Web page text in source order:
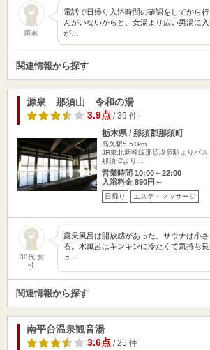
匿名
電話で日帰り入浴時間の確認をしてから
んがいないからと、女湯より広い男湯に
が…
関連情報から探す
源泉 那須山 令和の湯
3.9点/ 39 件
栃木県 / 那須郡那須町
高久駅5.51km
JR東北新幹線那須塩原駅よりバ
那須ICより…
営業時間 10:00～22:00
入浴料金 890円～
日帰り エステ・マッサージ
30代 女
性
露天風呂は開放感があった。サウナは小
る。水風呂はキンキンに冷たくて気持ち
ュ…
関連情報から探す
南平台温泉観音湯
3.6点/ 25 件